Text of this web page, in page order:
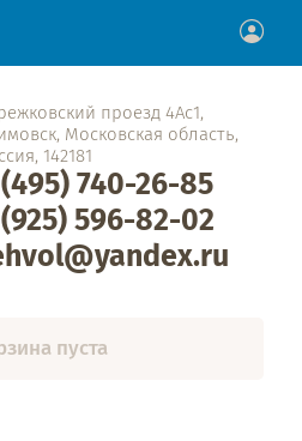
проезд 4Ас1,
Московская область,
142181
740-26-85
596-82-02
пуста